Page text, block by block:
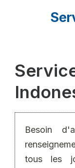
Besoin
tous les